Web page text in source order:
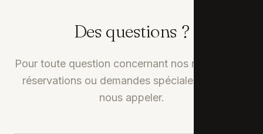
Des questions ?
Pour toute question concernant nos restaurants,
réservations ou demandes spéciales, veuillez
nous appeler.